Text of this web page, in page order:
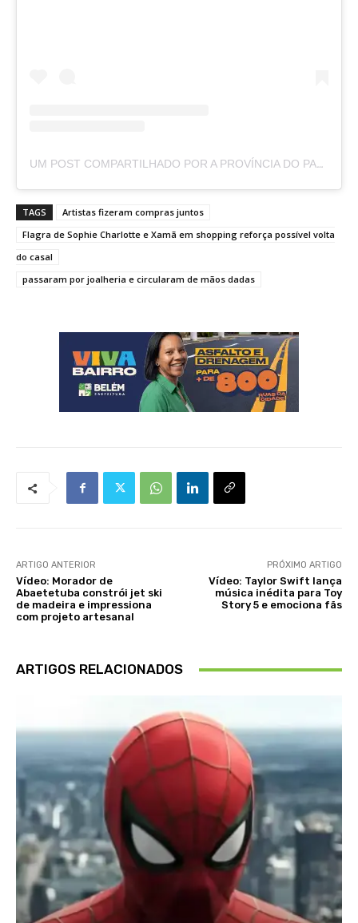
UM POST COMPARTILHADO POR A PROVÍNCIA DO PARÁ (@APROVINCIADOPARA)
TAGS
Artistas fizeram compras juntos
Flagra de Sophie Charlotte e Xamã em shopping reforça possível volta
do casal
passaram por joalheria e circularam de mãos dadas
ARTIGO ANTERIOR
Vídeo: Morador de
Abaetetuba constrói jet ski
de madeira e impressiona
com projeto artesanal
PRÓXIMO ARTIGO
Vídeo: Taylor Swift lança
música inédita para Toy
Story 5 e emociona fãs
ARTIGOS RELACIONADOS